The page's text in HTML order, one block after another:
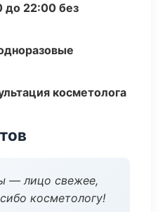
до 22:00 без
косметолога
— лицо свежее,
косметологу!